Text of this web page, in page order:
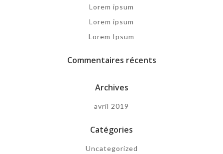
Lorem ipsum
Lorem ipsum
Lorem Ipsum
Commentaires récents
Archives
avril 2019
Catégories
Uncategorized